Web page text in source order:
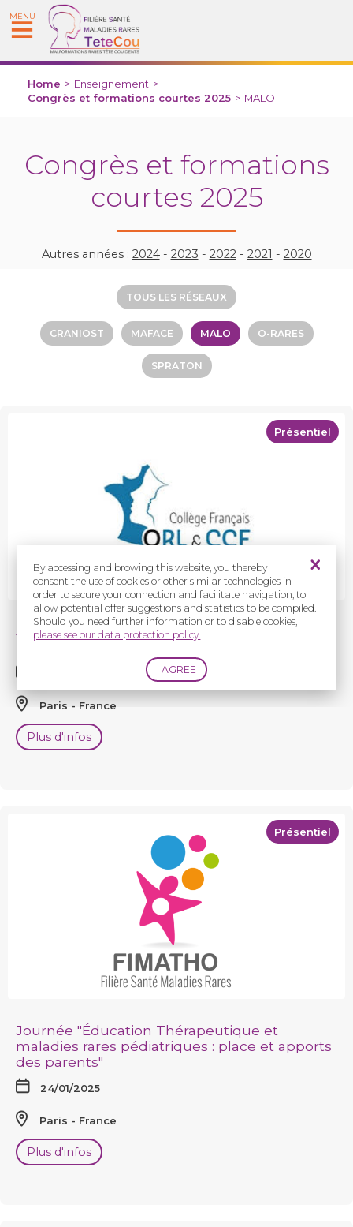
By accessing and browing this website, you thereby
consent the use of cookies or other similar technologies in
order to secure your connection and facilitate navigation, to
allow potential offer suggestions and statistics to be compiled.
Should you need further information or to disable cookies,
please see our data protection policy.
MENU
Home > Enseignement >
Congrès et formations courtes 2025 > MALO
Congrès et formations
courtes 2025
Autres années : 2024- 2023 - 2022- 2021 - 2020
TOUS LES RÉSEAUX
CRANIOST MAFACE MALO O-RARES
SPRATON
Présentiel
Journée du Collège Français ORL & CCF
Paris France
Plus d'infos
Présentiel
Journée "Éducation Thérapeutique et
maladies rares pédiatriques : place et apports
des parents"
24/01/2025
Paris France
Plus d'infos